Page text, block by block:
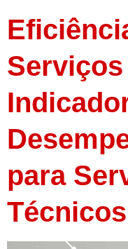
para